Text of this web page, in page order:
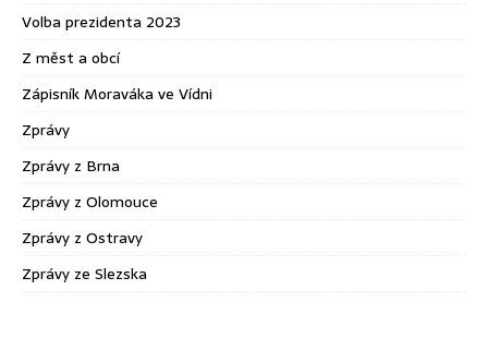
Volba prezidenta 2023
Z měst a obcí
Zápisník Moraváka ve Vídni
Zprávy
Zprávy z Brna
Zprávy z Olomouce
Zprávy z Ostravy
Zprávy ze Slezska